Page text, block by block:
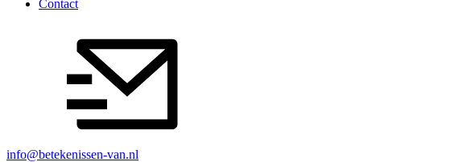
Contact
info@betekenissen-van.nl